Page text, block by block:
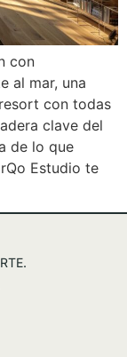
con
al mar, una
con todas
clave del
de lo que
Estudio te